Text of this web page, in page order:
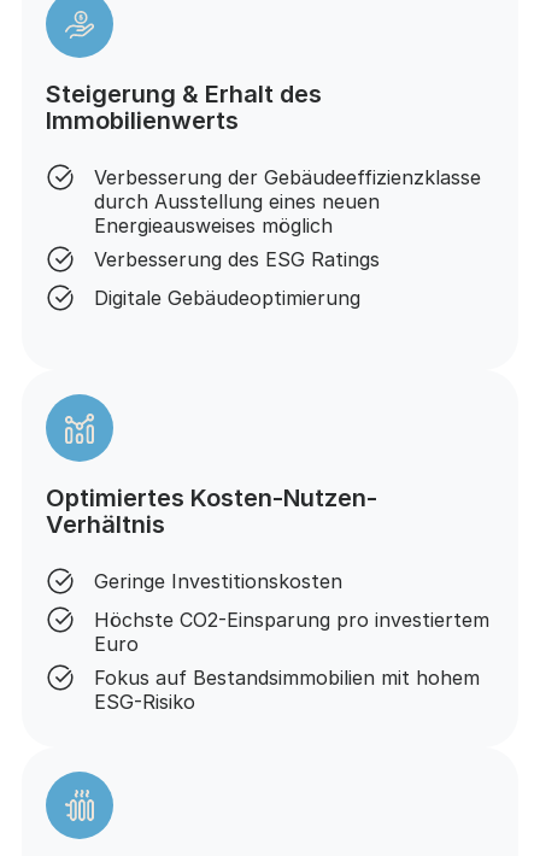
Steigerung & Erhalt des
Immobilienwerts
Verbesserung der Gebäudeeffizienzklasse
durch Ausstellung eines neuen
Energieausweises möglich
Verbesserung des ESG Ratings
Digitale Gebäudeoptimierung
Optimiertes Kosten-Nutzen-
Verhältnis
Geringe Investitionskosten
Höchste CO2-Einsparung pro investiertem
Euro
Fokus auf Bestandsimmobilien mit hohem
ESG-Risiko